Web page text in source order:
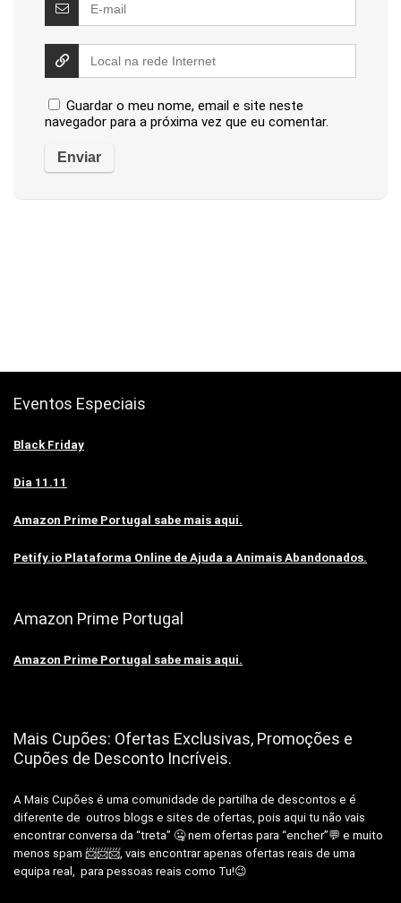
Guardar o meu nome, email e site neste
navegador para a próxima vez que eu comentar.
Eventos Especiais
Black Friday
Dia 11.11
Amazon Prime Portugal sabe mais aqui.
Petify.io Plataforma Online de Ajuda a Animais Abandonados.
Amazon Prime Portugal
Amazon Prime Portugal sabe mais aqui.
Mais Cupões: Ofertas Exclusivas, Promoções e
Cupões de Desconto Incríveis.
A Mais Cupões é uma comunidade de partilha de descontos e é
diferente de outros blogs e sites de ofertas, pois aqui tu não vais
encontrar conversa da “treta” 🤐 nem ofertas para “encher”💬 e muito
menos spam 📨📨📨, vais encontrar apenas ofertas reais de uma
equipa real, para pessoas reais como Tu!😉